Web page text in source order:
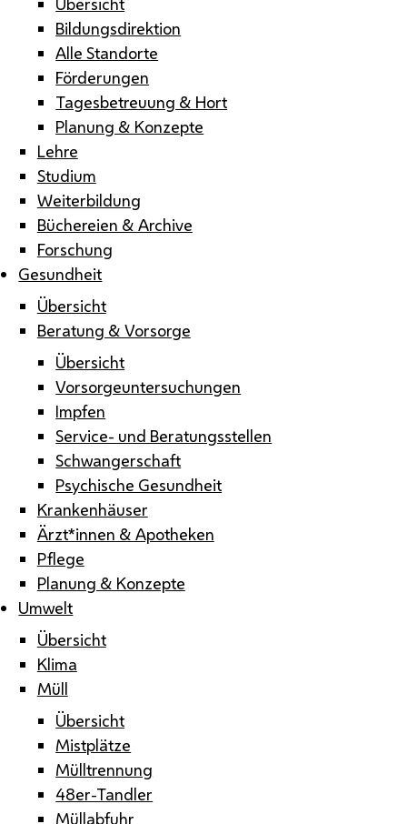
Bildungsdirektion
Alle Standorte
Förderungen
Tagesbetreuung & Hort
Planung & Konzepte
Lehre
Studium
Weiterbildung
Büchereien & Archive
Forschung
Gesundheit
Übersicht
Beratung & Vorsorge
Übersicht
Vorsorgeuntersuchungen
Impfen
Service- und Beratungsstellen
Schwangerschaft
Psychische Gesundheit
Krankenhäuser
Ärzt*innen & Apotheken
Pflege
Planung & Konzepte
Umwelt
Übersicht
Klima
Müll
Übersicht
Mistplätze
Mülltrennung
48er-Tandler
Müllabfuhr